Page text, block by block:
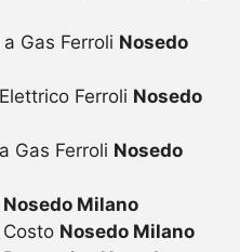
Gas Ferroli Nosedo
Ferroli Nosedo
Gas Ferroli Nosedo
Nosedo Milano
Nosedo Milano